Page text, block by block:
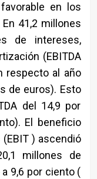
en los
41,2 millones
de intereses,
(EBITDA
respecto al año
de euros). Esto
del 14,9 por
El beneficio
) ascendió
millones de
9,6 por ciento (